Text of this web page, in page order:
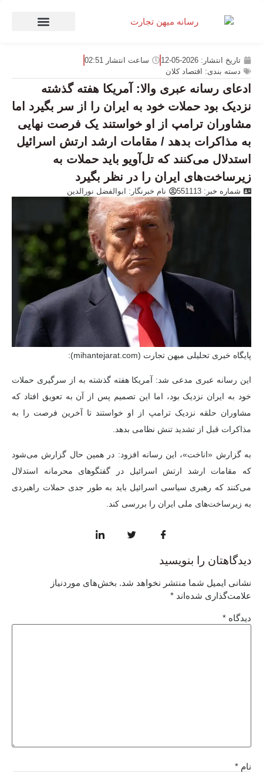
تاریخ انتشار: 2026-05-12 ساعت انتشار 02:51
دسته بندی: اقتصاد کلان
ادعای رسانه عبری والا: آمریکا هفته گذشته
نزدیک بود حملات خود به ایران را از سر بگیرد اما
مشاوران ترامپ از او خواستند یک فرصت نهایی
به مذاکرات بدهد / مقامات ارشد ارتش اسرائیل
استدلال می‌کنند که تل‌آویو باید حملات به
زیرساخت‌های ایران را در نظر بگیرد
شماره خبر: 551113 نام خبرنگار: ابوالفضل نورالدین
پایگاه خبری تحلیلی میهن تجارت (mihantejarat.com):
این رسانه عبری مدعی شد: آمریکا هفته گذشته به از سرگیری حملات
خود به ایران نزدیک بود، اما این تصمیم پس از آن به تعویق افتاد که
مشاوران حلقه نزدیک ترامپ از او خواستند تا آخرین فرصت را به
مذاکرات قبل از تشدید تنش نظامی بدهد.
به گزارش «اناخت»، این رسانه افزود: در همین حال گزارش می‌شود
که مقامات ارشد ارتش اسرائیل در گفتگوهای محرمانه استدلال
می‌کنند که رهبری سیاسی اسرائیل باید به طور جدی حملات راهبردی
به زیرساخت‌های ملی ایران را بررسی کند.
دیدگاهتان را بنویسید
نشانی ایمیل شما منتشر نخواهد شد. بخش‌های موردنیاز
علامت‌گذاری شده‌اند *
دیدگاه *
نام *